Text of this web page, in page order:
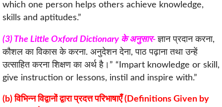
which one person helps others achieve knowledge,
skills and aptitudes.”
(3) The Little Oxford Dictionary के अनुसार- ज्ञान प्रदान करना,
कौशल का विकास के करना. अनुदेशन देना, पाठ पढ़ाना तथा उन्हें
उत्साहित करना शिक्षण का अर्थ है।” “Impart knowledge or skill,
give instruction or lessons, instil and inspire with.”
(b) विभिन्न विद्वानों द्वारा प्रदत्त परिभाषाएँ (Definitions Given by